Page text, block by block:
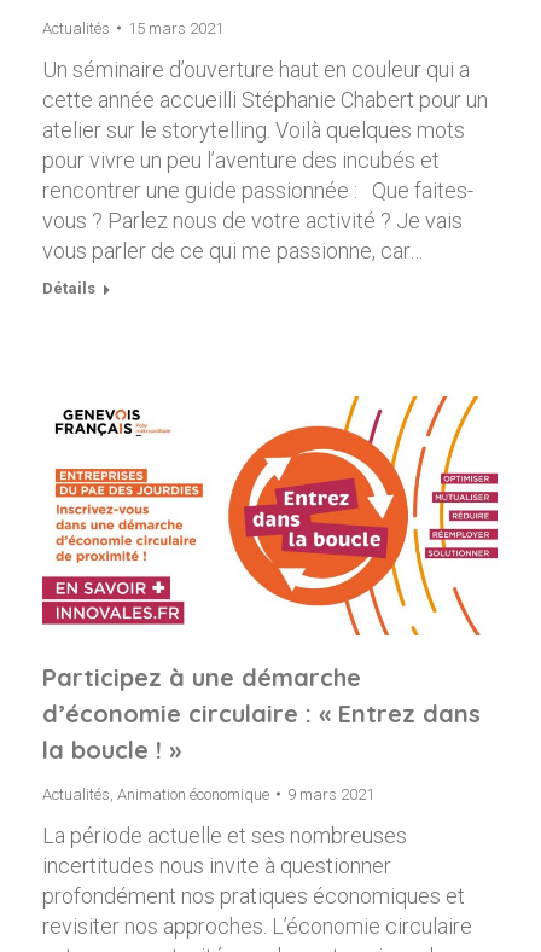
Actualités 15 mars 2021
Un séminaire d’ouverture haut en couleur qui a
cette année accueilli Stéphanie Chabert pour un
atelier sur le storytelling. Voilà quelques mots
pour vivre un peu l’aventure des incubés et
rencontrer une guide passionnée : Que faites-
vous ? Parlez nous de votre activité ? Je vais
vous parler de ce qui me passionne, car…
Détails
Participez à une démarche
d’économie circulaire : « Entrez dans
la boucle ! »
Actualités Animation économique 9 mars 2021
La période actuelle et ses nombreuses
incertitudes nous invite à questionner
profondément nos pratiques économiques et
revisiter nos approches. L’économie circulaire